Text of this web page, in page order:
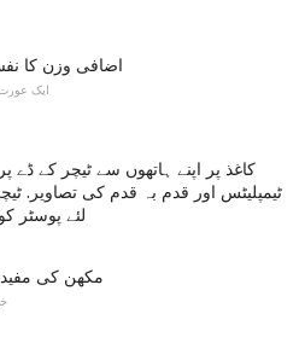
اضافی وزن کا
ایک
کاغذ پر اپنے ہاتھوں سے ٹیچر کے ڈے پر
ٹیمپلیٹس اور قدم بہ قدم کی تصاویر.
لئے پوسٹر
مکھن کی